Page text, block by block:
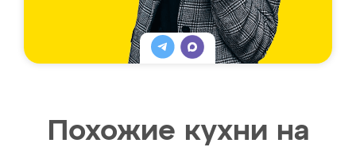
Похожие кухни на